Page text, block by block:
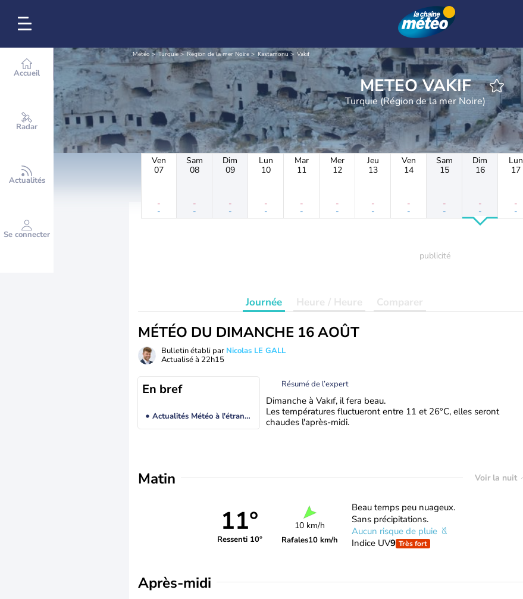
Accueil
Radar
Actualités
Se connecter
Météo Turquie Région de la mer Noire Kastamonu Vakıf
METEO VAKIF
Turquie (Région de la mer Noire)
Ven
07
-
-
Sam
08
-
-
Dim
09
-
-
Lun
10
-
-
Mar
11
-
-
Mer
12
-
-
Jeu
13
-
-
Ven
14
-
-
Sam
15
-
-
Dim
16
-
-
Lun
17
-
-
Journée Heure / Heure Comparer
MÉTÉO DU DIMANCHE 16 AOÛT
Bulletin établi par Nicolas LE GALL
Actualisé à 22h15
En bref
Actualités Météo à l'étranger
Résumé de l’expert
Dimanche à Vakıf, il fera beau.
Les températures fluctueront entre 11 et 26°C, elles seront
chaudes l'après-midi.
Matin Voir la nuit
11°
Ressenti 10°
10 km/h
Rafales10 km/h
Beau temps peu nuageux.
Sans précipitations.
Aucun risque de pluie
Indice UV9 Très fort
Après-midi